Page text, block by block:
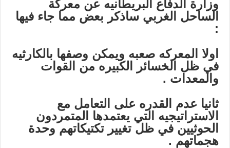
وزارة الدفاع البريطانيه عن معركة
الساحل الغربي ساذكر بعض مما جاء فيها
:
اولا المعركه صعبه ويمكن وصفها بالكارثيه
في ظل الخسائر الكبيره من القوات
والمعدات .
ثانيا عدم القدره على التعامل مع
الاستراتيجيه التي يعتمدها المتمردون
الحوثيين في ظل تغيير تكتيكاتهم وحدة
هجماتهم .